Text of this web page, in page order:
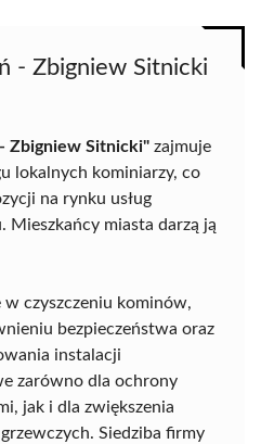
- Zbigniew Sitnicki
Zbigniew Sitnicki" zajmuje
lokalnych kominiarzy, co
na rynku usług
Mieszkańcy miasta darzą ją
w czyszczeniu kominów,
bezpieczeństwa oraz
instalacji
zarówno dla ochrony
jak i dla zwiększenia
Siedziba firmy